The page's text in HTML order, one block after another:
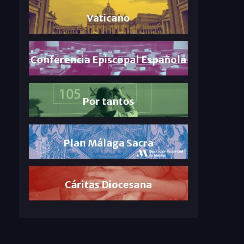
Vaticano
Conferencia Episcopal Española
Por tantos
Plan Málaga Sacra
Cáritas Diocesana